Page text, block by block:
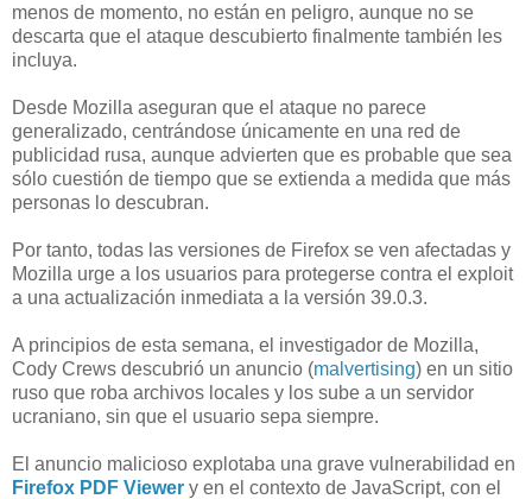
menos de momento, no están en peligro, aunque no se
descarta que el ataque descubierto finalmente también les
incluya.
Desde Mozilla aseguran que el ataque no parece
generalizado, centrándose únicamente en una red de
publicidad rusa, aunque advierten que es probable que sea
sólo cuestión de tiempo que se extienda a medida que más
personas lo descubran.
Por tanto, todas las versiones de Firefox se ven afectadas y
Mozilla urge a los usuarios para protegerse contra el exploit
a una actualización inmediata a la versión 39.0.3.
A principios de esta semana, el investigador de Mozilla,
Cody Crews descubrió un anuncio (malvertising) en un sitio
ruso que roba archivos locales y los sube a un servidor
ucraniano, sin que el usuario sepa siempre.
El anuncio malicioso explotaba una grave vulnerabilidad en
Firefox PDF Viewer y en el contexto de JavaScript, con el